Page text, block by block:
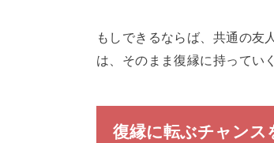
もしできるならば、共通の友
は、そのまま復縁に持ってい
復縁に転ぶチャンス